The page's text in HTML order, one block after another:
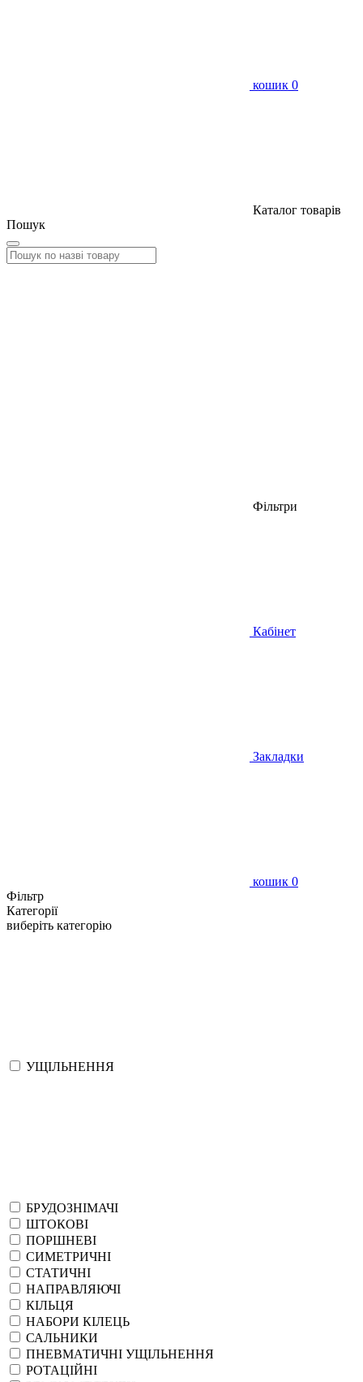
кошик 0
Каталог товарів
Пошук
Фільтри
Кабінет
Закладки
кошик 0
Фільтр
Категорії
виберіть категорію
УЩІЛЬНЕННЯ
БРУДОЗНІМАЧІ
ШТОКОВІ
ПОРШНЕВІ
СИМЕТРИЧНІ
СТАТИЧНІ
НАПРАВЛЯЮЧІ
КІЛЬЦЯ
НАБОРИ КІЛЕЦЬ
САЛЬНИКИ
ПНЕВМАТИЧНІ УЩІЛЬНЕННЯ
РОТАЦІЙНІ